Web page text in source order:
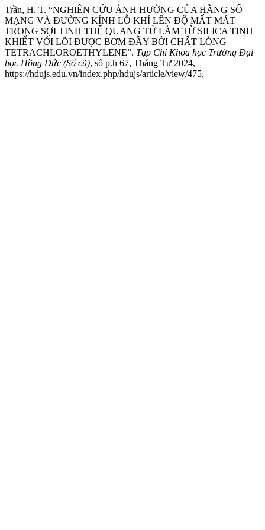
Trần, H. T. “NGHIÊN CỨU ẢNH HƯỞNG CỦA HẰNG SỐ
MẠNG VÀ ĐƯỜNG KÍNH LỖ KHÍ LÊN ĐỘ MẤT MÁT
TRONG SỢI TINH THỂ QUANG TỬ LÀM TỪ SILICA TINH
KHIẾT VỚI LÕI ĐƯỢC BƠM ĐẦY BỞI CHẤT LỎNG
TETRACHLOROETHYLENE”. Tạp Chí Khoa học Trường Đại
học Hồng Đức (Số cũ), số p.h 67, Tháng Tư 2024,
https://hdujs.edu.vn/index.php/hdujs/article/view/475.